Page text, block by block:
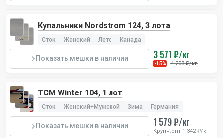
Купальники Nordstrom 124, 3 лота
Сток Женский Лето Канада
Показать мешки в наличии 3 571 ₽/кг
-15% 4 203 ₽/кг
TCM Winter 104, 1 лот
Сток Женский+Мужской Зима Германия
Показать мешки в наличии 1 579 ₽/кг
Крупн.опт 1 342 ₽/кг